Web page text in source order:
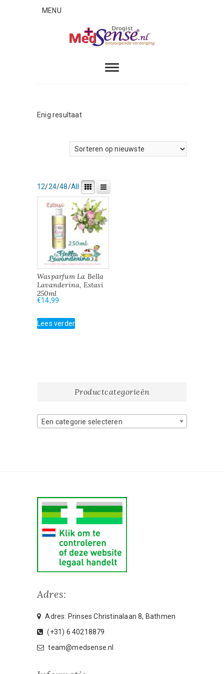
MENU
Enig resultaat
12/24/48/All
Wasparfum La Bella
Lavanderina, Estasi
250ml
€14,99
Lees verder
Productcategorieën
Een categorie selecteren
Adres:
Adres: Prinses Christinalaan 8, Bathmen
(+31) 6 40218879
team@medsense.nl